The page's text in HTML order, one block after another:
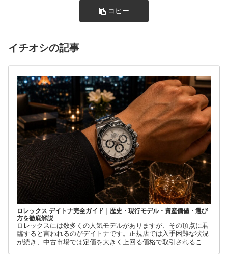
コピー
イチオシの記事
ロレックス デイトナ完全ガイド｜歴史・現行モデル・資産価値・選び
方を徹底解説
ロレックスには数多くの人気モデルがありますが、その頂点に君
臨すると言われるのがデイトナです。正規店では入手困難な状況
が続き、中古市場では定価を大きく上回る価格で取引されること